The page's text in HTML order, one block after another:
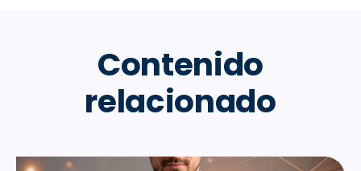
Contenido
relacionado